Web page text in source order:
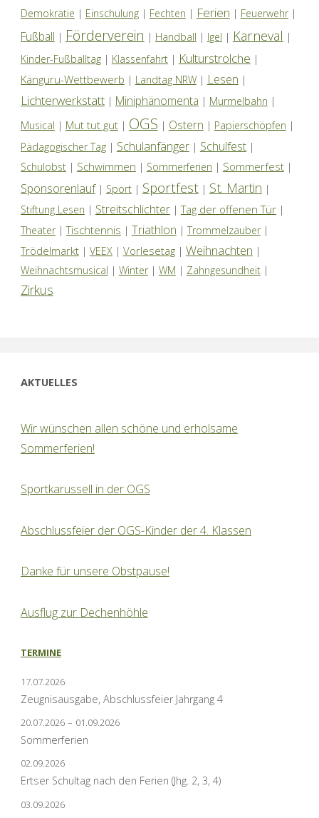
Demokratie | Einschulung| Fechten | Ferien | Feuerwehr|
Fußball | Förderverein | Handball | Igel | Karneval |
Kinder-Fußballtag| Klassenfahrt| Kulturstrolche |
Känguru-Wettbewerb | Landtag NRW| Lesen |
Lichterwerkstatt| Miniphänomenta | Murmelbahn |
Musical | Mut tut gut| OGS | Ostern | Papierschöpfen |
Pädagogischer Tag| Schulanfänger| Schulfest|
Schulobst| Schwimmen | Sommerferien | Sommerfest|
Sponsorenlauf| Sport| Sportfest | St. Martin |
Stiftung Lesen | Streitschlichter|Tag der offenen Tür|
Theater|Tischtennis | Triathlon | Trommelzauber|
Trödelmarkt| VEEX| Vorlesetag| Weihnachten |
Weihnachtsmusical | Winter| WM | Zahngesundheit|
Zirkus
AKTUELLES
Wir wünschen allen schöne und erholsame
Sommerferien!
Sportkarussell in der OGS
Abschlussfeier der OGS-Kinder der 4. Klassen
Danke für unsere Obstpause!
Ausflug zur Dechenhöhle
TERMINE
17.07.2026
Zeugnisausgabe, Abschlussfeier Jahrgang 4
20.07.2026 – 01.09.2026
Sommerferien
02.09.2026
Ertser Schultag nach den Ferien (Jhg. 2, 3, 4)
03.09.2026